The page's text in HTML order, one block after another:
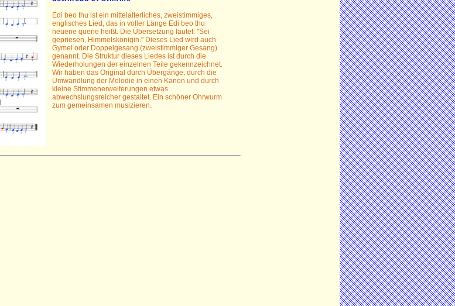
Edi beo thu ist ein mittelalterliches, zweistimmiges,
englisches Lied, das in voller Länge Edi beo thu
heuene quene heißt. Die Übersetzung lautet: "Sei
gepriesen, Himmelskönigin." Dieses Lied wird auch
Gymel oder Doppelgesang (zweistimmiger Gesang)
genannt. Die Struktur dieses Liedes ist durch die
Wiederholungen der einzelnen Teile gekennzeichnet.
Wir haben das Original durch Übergänge, durch die
Umwandlung der Melodie in einen Kanon und durch
kleine Stimmenerweiterungen etwas
abwechslungsreicher gestaltet. Ein schöner Ohrwurm
zum gemeinsamen musizieren.